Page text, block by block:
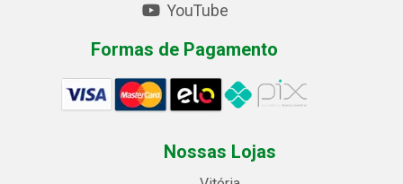
YouTube
Formas de Pagamento
Nossas Lojas